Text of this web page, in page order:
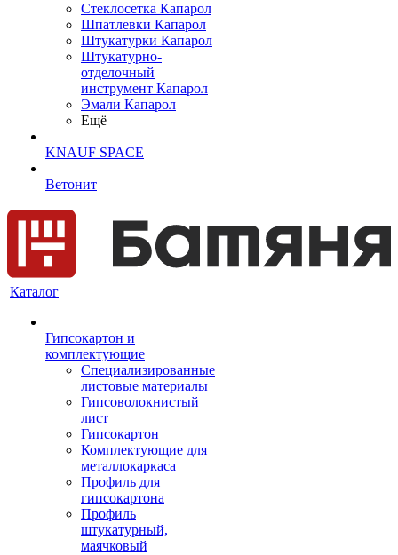
Cтеклосетка Капарол
Шпатлевки Капарол
Штукатурки Капарол
Штукатурно-
отделочный
инструмент Капарол
Эмали Капарол
Ещё
KNAUF SPACE
Ветонит
Каталог
Гипсокартон и
комплектующие
Специализированные
листовые материалы
Гипсоволокнистый
лист
Гипсокартон
Комплектующие для
металлокаркаса
Профиль для
гипсокартона
Профиль
штукатурный,
маячковый